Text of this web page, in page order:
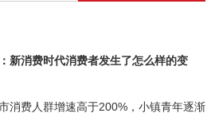
新消费时代消费者发生了怎么样的变
消费人群增速高于200%，小镇青年逐渐